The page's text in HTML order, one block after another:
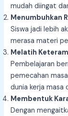
mudah diingat
Menumbuhkan
Siswa jadi lebih
merasa materi
Melatih
Pembelajaran
pemecahan
dunia kerja masa
Membentuk
Dengan